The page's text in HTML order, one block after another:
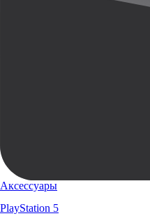
Аксессуары
PlayStation 5